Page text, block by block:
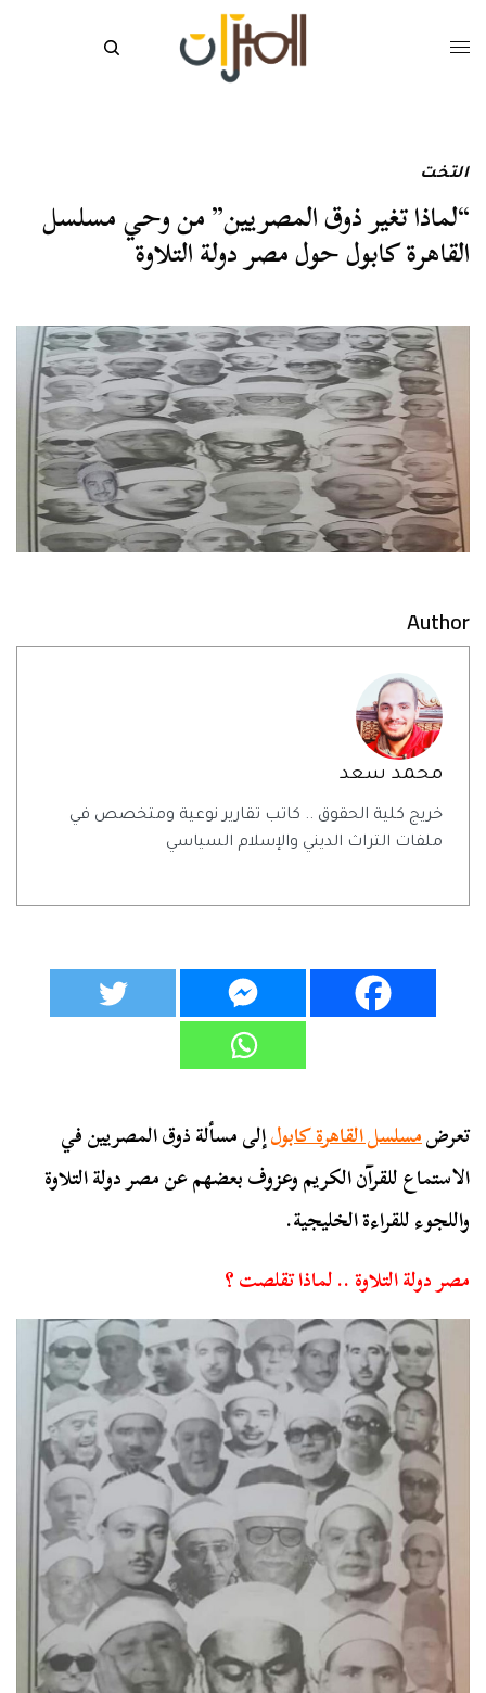
التخت
“لماذا تغير ذوق المصريين” من وحي مسلسل
القاهرة كابول حول مصر دولة التلاوة
Author
محمد سعد
خريج كلية الحقوق .. كاتب تقارير نوعية ومتخصص في
ملفات التراث الديني والإسلام السياسي
تعرضمسلسل القاهرة كابولإلى مسألة ذوق المصريين في
الاستماع للقرآن الكريم وعزوف بعضهم عن مصر دولة التلاوة
واللجوء للقراءة الخليجية.
مصر دولة التلاوة .. لماذا تقلصت ؟